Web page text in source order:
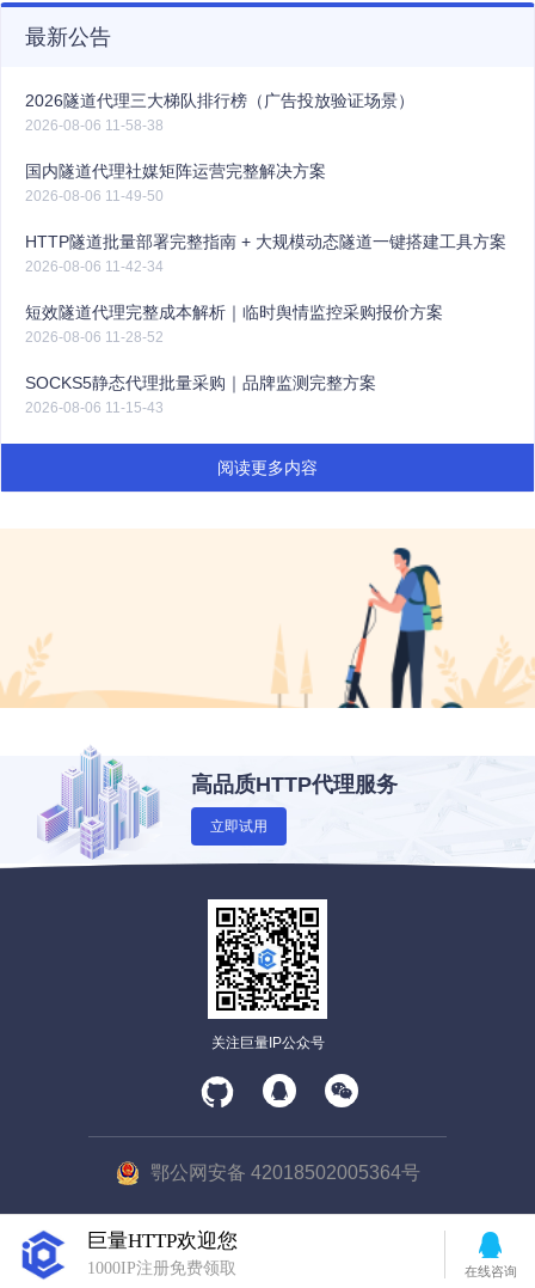
最新公告
2026隧道代理三大梯队排行榜（广告投放验证场景）
2026-08-06 11-58-38
国内隧道代理社媒矩阵运营完整解决方案
2026-08-06 11-49-50
HTTP隧道批量部署完整指南 + 大规模动态隧道一键搭建工具方案
2026-08-06 11-42-34
短效隧道代理完整成本解析｜临时舆情监控采购报价方案
2026-08-06 11-28-52
SOCKS5静态代理批量采购｜品牌监测完整方案
2026-08-06 11-15-43
阅读更多内容
高品质HTTP代理服务
立即试用
关注巨量IP公众号
鄂公网安备 42018502005364号